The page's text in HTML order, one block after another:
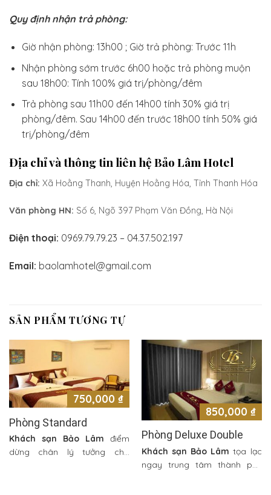
Quy định nhận trả phòng:
Giờ nhận phòng: 13h00 ; Giờ trả phòng: Trước 11h
Nhận phòng sớm trước 6h00 hoặc trả phòng muộn
sau 18h00: Tính 100% giá trị/phòng/đêm
Trả phòng sau 11h00 đến 14h00 tính 30% giá trị
phòng/đêm. Sau 14h00 đến trước 18h00 tính 50% giá
trị/phòng/đêm
Địa chỉ và thông tin liên hệ Bảo Lâm Hotel
Địa chỉ: Xã Hoằng Thanh, Huyện Hoằng Hóa, Tỉnh Thanh Hóa
Văn phòng HN: Số 6, Ngõ 397 Phạm Văn Đồng, Hà Nội
Điện thoại: 0969.79.79.23 – 04.37.502.197
Email: baolamhotel@gmail.com
SẢN PHẨM TƯƠNG TỰ
Phòng Standard
750,000₫
Khách sạn Bảo Lâm điểm
dừng chân lý tưởng cho
Phòng Deluxe Double
850,000₫
Khách sạn Bảo Lâm tọa lạc
ngay trung tâm thành phố